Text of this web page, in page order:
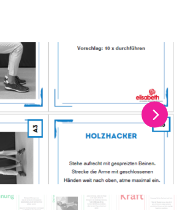
la diapositive actuelle de ce
actuelle de ce carrousel